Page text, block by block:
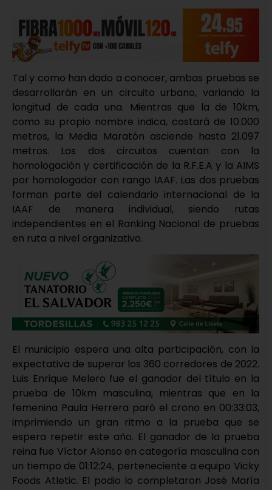
Tal y como han dado a conocer, ambas pruebas se
desarrollarán en un circuito urbano, variando la
longitud de cada una. Mientras que la de 10km,
como su propio nombre indica, costará de 10.000
metros, la Media Maratón asciende hasta 21.097
metros. Los dos circuitos cuentan con la
homologación y certificación de la R.F.E.A y la AIMS
por homologador con rango IAAF. Las dos pruebas
forman parte del calendario internacional de la
IAAF de manera individual, siendo rutas
independientes en el Ranking Nacional de pruebas
en ruta a nivel organizativo.
El municipio espera una alta participación, con la
expectativa de superar los 360 corredores de 2022.
Luis Enrique Melero fue el ganador del título en la
prueba de 10km masculina, mientras que en la
femenina Paula Herrera paró el crono en 00:33:03,
imprimiendo un gran ritmo a la prueba que se
espera repetir este año. El ganador de la prueba
reina fue Víctor Alonso en categoría masculina con
un tiempo de 01:12:24, perteneciente a equipo Vicky
Foods Atletic. El podio lo completaron José María